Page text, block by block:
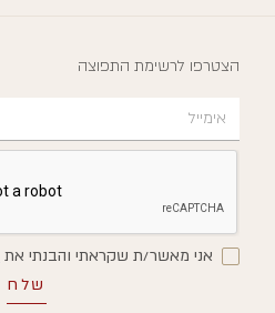
הצטרפו לרשימת התפוצה
אני מאשר/ת שקראתי והבנתי את